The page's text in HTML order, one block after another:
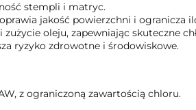
stempli i matryc.
jakość powierzchni i ogranicza
oleju, zapewniając skuteczne
ryzyko zdrowotne i środowiskowe.
z ograniczoną zawartością chloru.